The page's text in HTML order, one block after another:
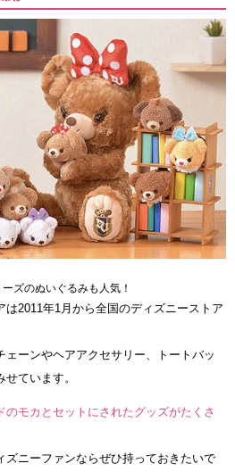
ズのぬいぐるみも人気！
2011年1月から全国のディズニーストア
ーンやヘアアクセサリー、トートバッ
ています。
モカとセットにされたグッズがたくさ
ズニーファンならぜひ持っておきたいで